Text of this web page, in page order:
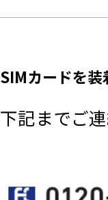
SIMカードを
下記までご